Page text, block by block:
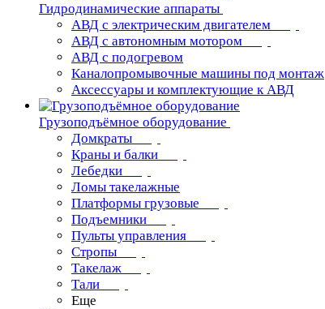
Гидродинамические аппараты
АВД с электрическим двигателем
АВД с автономным мотором
АВД с подогревом
Каналопромывочные машины под монтаж
Аксессуары и комплектующие к АВД
Грузоподъёмное оборудование
Домкраты
Краны и балки
Лебедки
Ломы такелажные
Платформы грузовые
Подъемники
Пульты управления
Стропы
Такелаж
Тали
Еще